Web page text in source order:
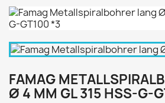
FAMAG
Ø 4 MM GL 315 HSS-G-